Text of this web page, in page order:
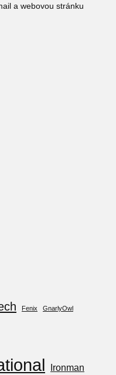
a webovou stránku
Fenix GnarlyOwl
Ironman